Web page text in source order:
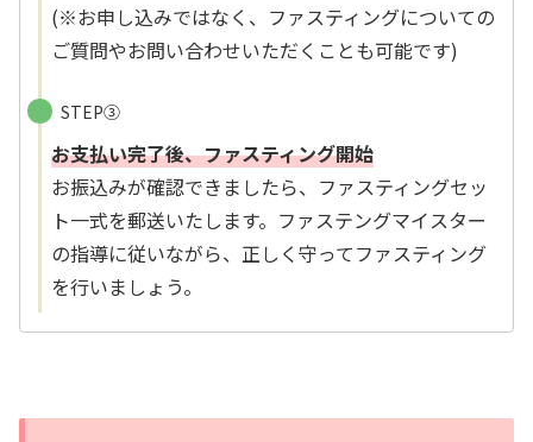
(※お申し込みではなく、ファスティングについての
ご質問やお問い合わせいただくことも可能です)
STEP③
お支払い完了後、ファスティング開始
お振込みが確認できましたら、ファスティングセッ
ト一式を郵送いたします。ファステングマイスター
の指導に従いながら、正しく守ってファスティング
を行いましょう。